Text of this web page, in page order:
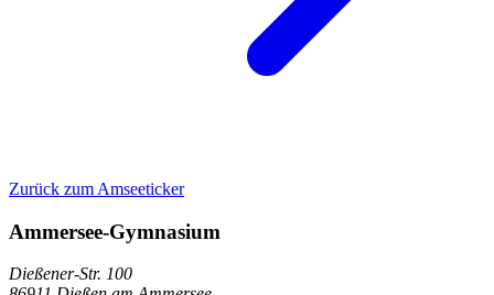
Zurück zum Amseeticker
Ammersee-Gymnasium
Dießener-Str. 100